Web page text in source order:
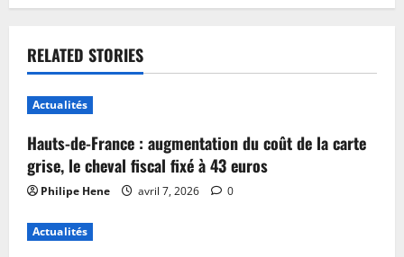
RELATED STORIES
Actualités
Hauts-de-France : augmentation du coût de la carte
grise, le cheval fiscal fixé à 43 euros
Philipe Hene avril 7, 2026 0
Actualités